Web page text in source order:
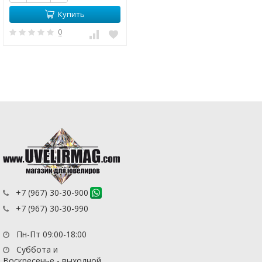
Купить
0
+7 (967) 30-30-900
+7 (967) 30-30-990
Пн-Пт 09:00-18:00
Суббота и